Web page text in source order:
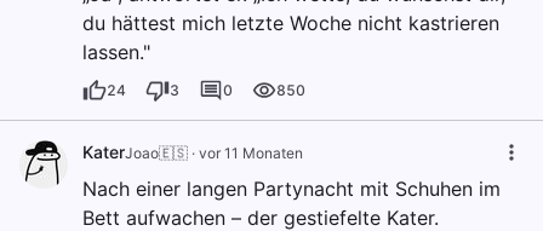
du hättest mich letzte Woche nicht kastrieren
lassen."
24 3 0 850
KaterJoao🇪🇸 · vor 11 Monaten
Nach einer langen Partynacht mit Schuhen im
Bett aufwachen – der gestiefelte Kater.